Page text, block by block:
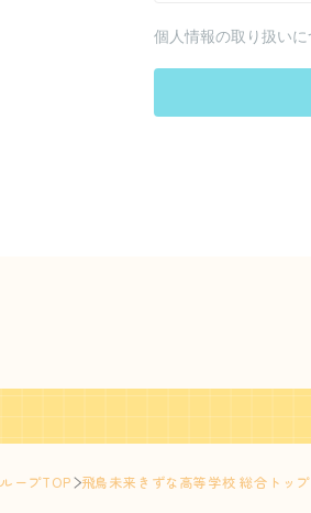
ープTOP 飛鳥未来きずな高等学校 総合トップ